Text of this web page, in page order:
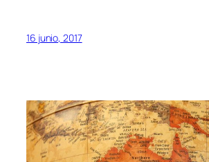
16 junio, 2017